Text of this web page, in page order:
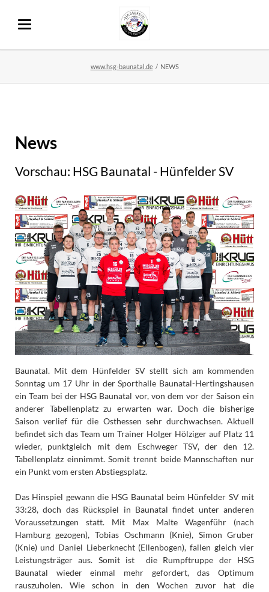
www.hsg-baunatal.de NEWS
News
Vorschau: HSG Baunatal - Hünfelder SV
Baunatal. Mit dem Hünfelder SV stellt sich am kommenden
Sonntag um 17 Uhr in der Sporthalle Baunatal-Hertingshausen
ein Team bei der HSG Baunatal vor, von dem vor der Saison ein
anderer Tabellenplatz zu erwarten war. Doch die bisherige
Saison verlief für die Osthessen sehr durchwachsen. Aktuell
befindet sich das Team um Trainer Holger Hölziger auf Platz 11
wieder, punktgleich mit dem Eschweger TSV, der den 12.
Tabellenplatz einnimmt. Somit trennt beide Mannschaften nur
ein Punkt vom ersten Abstiegsplatz.
Das Hinspiel gewann die HSG Baunatal beim Hünfelder SV mit
33:28, doch das Rückspiel in Baunatal findet unter anderen
Voraussetzungen statt. Mit Max Malte Wagenführ (nach
Hamburg gezogen), Tobias Oschmann (Knie), Simon Gruber
(Knie) und Daniel Lieberknecht (Ellenbogen), fallen gleich vier
Leistungsträger aus. Somit ist die Rumpftruppe der HSG
Baunatal wieder einmal mehr gefordert, das Optimum
rauszuholen. Wie schon in den Wochen zuvor hat die